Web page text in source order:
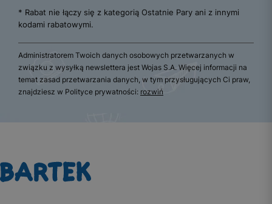
* Rabat nie łączy się z kategorią Ostatnie Pary ani z innymi
kodami rabatowymi.
Administratorem Twoich danych osobowych przetwarzanych w
związku z wysyłką newslettera jest Wojas S.A. Więcej informacji na
temat zasad przetwarzania danych, w tym przysługujących Ci praw,
znajdziesz w Polityce prywatności: rozwiń